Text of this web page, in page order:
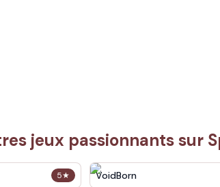
jeux passionnants sur
5★ VoidBorn